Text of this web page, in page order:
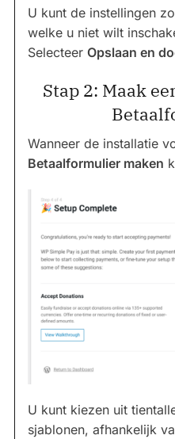
U kunt de instellingen
welke u niet wilt
Selecteer Opslaan en
Stap 2: Maak
Wanneer de installatie
Betaalformulier maken
U kunt kiezen uit
sjablonen, afhankelijk